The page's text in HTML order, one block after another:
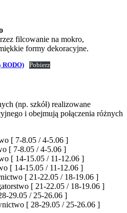
filcowanie na mokro,
formy dekoracyjne.
RODO) Pobierz
(np. szkół) realizowane
i obejmują połączenia różnych
[ 7-8.05 / 4-5.06 ]
[ 7-8.05 / 4-5.06 ]
[ 14-15.05 / 11-12.06 ]
[ 14-15.05 / 11-12.06 ]
[ 21-22.05 / 18-19.06 ]
[ 21-22.05 / 18-19.06 ]
29.05 / 25-26.06 ]
[ 28-29.05 / 25-26.06 ]